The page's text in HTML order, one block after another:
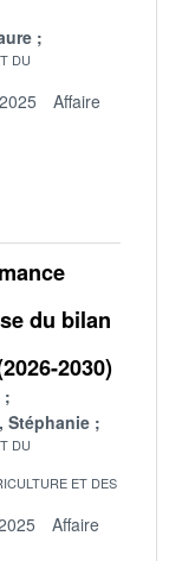
DU
Affaire
du bilan
2030)
Stéphanie
DU
ET DES
Affaire